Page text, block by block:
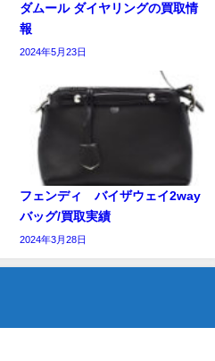
ダムール ダイヤリングの買取情
報
2024年5月23日
フェンディ バイザウェイ2way
バッグ/買取実績
2024年3月28日